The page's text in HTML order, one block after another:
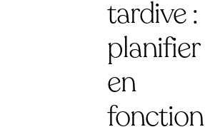
tardive :
planifier
en
fonction